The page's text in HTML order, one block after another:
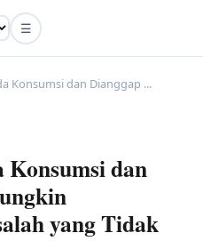
☰
Konsumsi dan Dianggap ...
Konsumsi dan
yang Tidak